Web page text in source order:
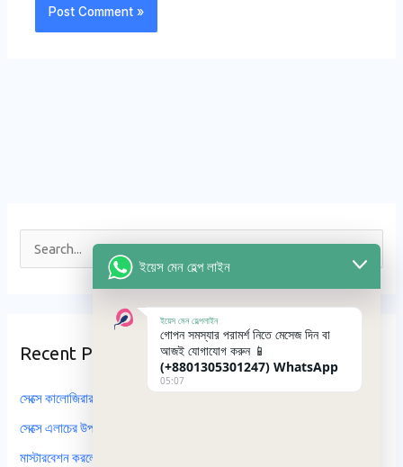
c
o
r
Recent Posts
সেক্সে কালোজিরার উপকারিতা কি? রাতে কালোজিরা খেলে কি হয়?
সেক্সে এলাচের উপকারিতা ও অপকারিতা কি কি?
মাস্টারবেশন করলে কি ক্যান্সার হয় এবং এটি করলে কি ওজন কমে?
ইয়েস মেন হেল্প লাইন
ইয়েস মেন হেল্পলাইন
গোপন সমস্যার পরামর্শ নিতে মেসেজ দিন বা
আজই যোগাযোগ করুন 📱
(+8801305301247) WhatsApp
05:07